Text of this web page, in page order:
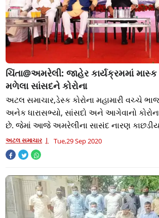
ચિંતા@અમરેલી: જાહેર કાર્યક્રમમાં
મળેલા સાંસદને કોરોના
અટલ સમાચાર,ડેસ્ક કોરોના મહામારી વચ્ચે
અનેક ધારાસભ્યો, સાંસદો અને આગેવાનો
છે. જેમાં આજે અમરેલીના સાસંદ નારણ કાછડીયા
થયા છે. આ અંગે તેમણે ખુદ સોશિયલ
અટલ સમાચાર Tue,29 Sep 2020